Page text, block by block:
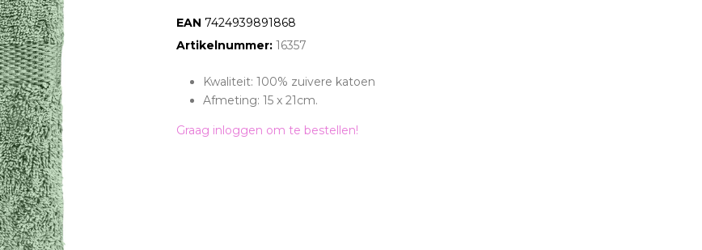
EAN: 7424939891868
Artikelnummer: 16357
Kwaliteit: 100% zuivere katoen
Afmeting: 15 x 21cm.
Graag inloggen om te bestellen!